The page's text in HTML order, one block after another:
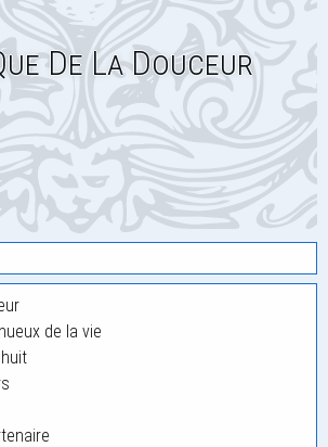
De La Douceur
de la vie